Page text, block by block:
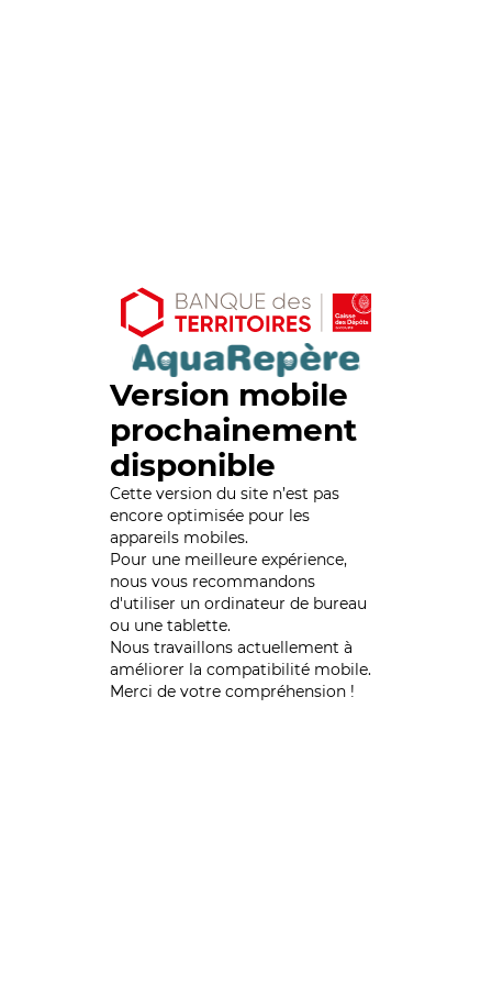
Version mobile
prochainement
disponible
Cette version du site n’est pas
encore optimisée pour les
appareils mobiles.
Pour une meilleure expérience,
nous vous recommandons
d'utiliser un ordinateur de bureau
ou une tablette.
Nous travaillons actuellement à
améliorer la compatibilité mobile.
Merci de votre compréhension !